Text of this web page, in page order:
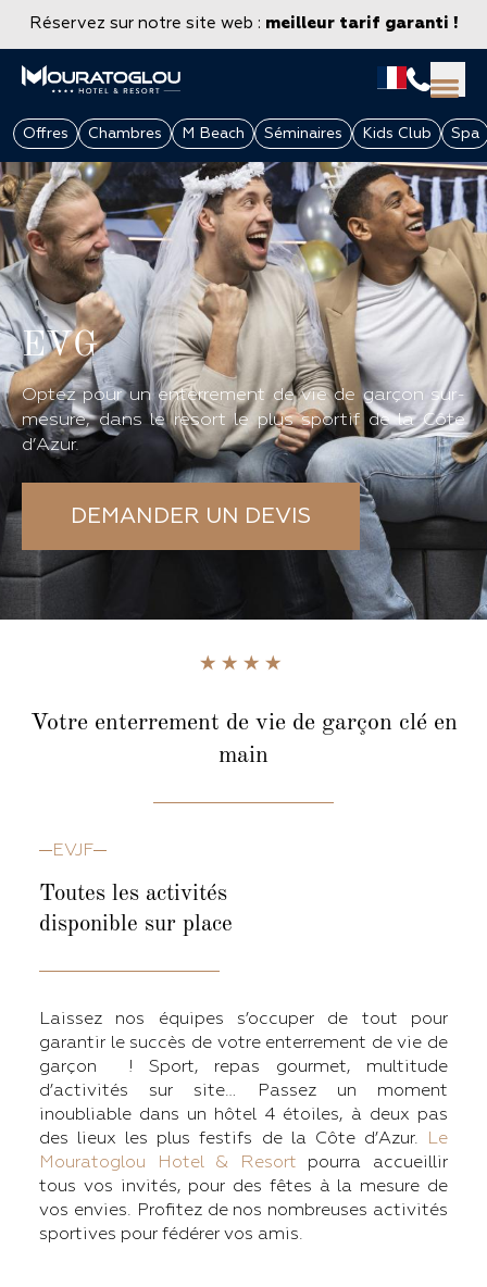
Réservez sur notre site web : meilleur tarif garanti !
GROUPES & ENTREPRISES
Offres Chambres M Beach Séminaires Kids Club Spa
EVG
Optez pour un enterrement de vie de garçon sur-
mesure, dans le resort le plus sportif de la Côte
d’Azur.
DEMANDER UN DEVIS
Votre enterrement de vie de garçon clé en
main
EVJF
Toutes les activités
disponible sur place
Laissez nos équipes s’occuper de tout pour
garantir le succès de votre enterrement de vie de
garçon ! Sport, repas gourmet, multitude
d’activités sur site… Passez un moment
inoubliable dans un hôtel 4 étoiles, à deux pas
des lieux les plus festifs de la Côte d’Azur. Le
Mouratoglou Hotel & Resort pourra accueillir
tous vos invités, pour des fêtes à la mesure de
vos envies. Profitez de nos nombreuses activités
sportives pour fédérer vos amis.